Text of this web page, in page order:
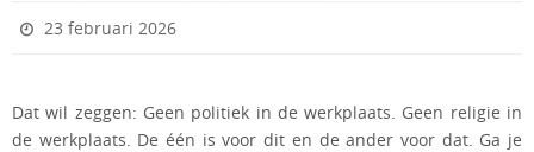
23 februari 2026
Dat wil zeggen: Geen politiek in de werkplaats. Geen religie in
de werkplaats. De één is voor dit en de ander voor dat. Ga je